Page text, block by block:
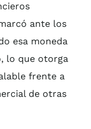
ante los
esa moneda
lo que otorga
frente a
de otras